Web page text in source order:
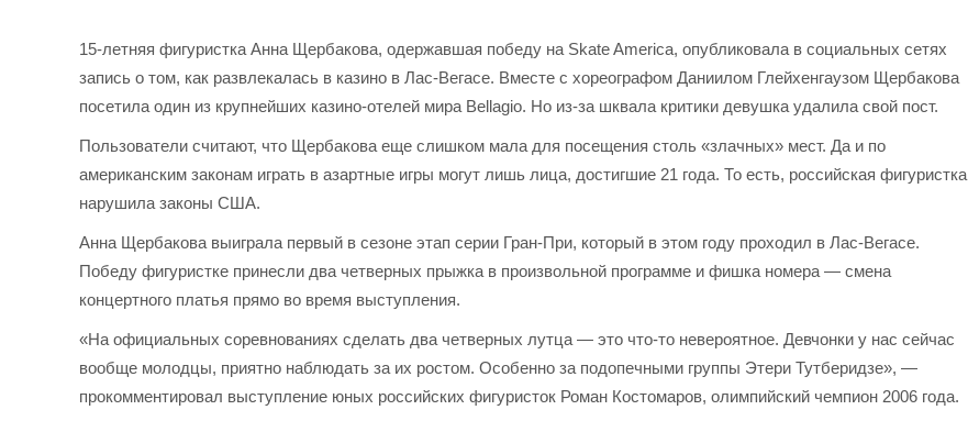
15-летняя фигуристка Анна Щербакова, одержавшая победу на Skate America, опубликовала в социальных сетях
запись о том, как развлекалась в казино в Лас-Вегасе. Вместе с хореографом Даниилом Глейхенгаузом Щербакова
посетила один из крупнейших казино-отелей мира Bellagio. Но из-за шквала критики девушка удалила свой пост.
Пользователи считают, что Щербакова еще слишком мала для посещения столь «злачных» мест. Да и по
американским законам играть в азартные игры могут лишь лица, достигшие 21 года. То есть, российская фигуристка
нарушила законы США.
Анна Щербакова выиграла первый в сезоне этап серии Гран-При, который в этом году проходил в Лас-Вегасе.
Победу фигуристке принесли два четверных прыжка в произвольной программе и фишка номера — смена
концертного платья прямо во время выступления.
«На официальных соревнованиях сделать два четверных лутца — это что-то невероятное. Девчонки у нас сейчас
вообще молодцы, приятно наблюдать за их ростом. Особенно за подопечными группы Этери Тутберидзе», —
прокомментировал выступление юных российских фигуристок Роман Костомаров, олимпийский чемпион 2006 года.